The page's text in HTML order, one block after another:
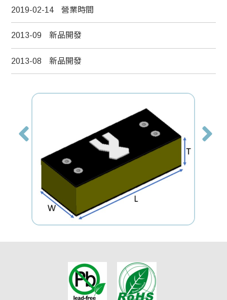
2019-02-14 營業時間
2013-09 新品開發
2013-08 新品開發